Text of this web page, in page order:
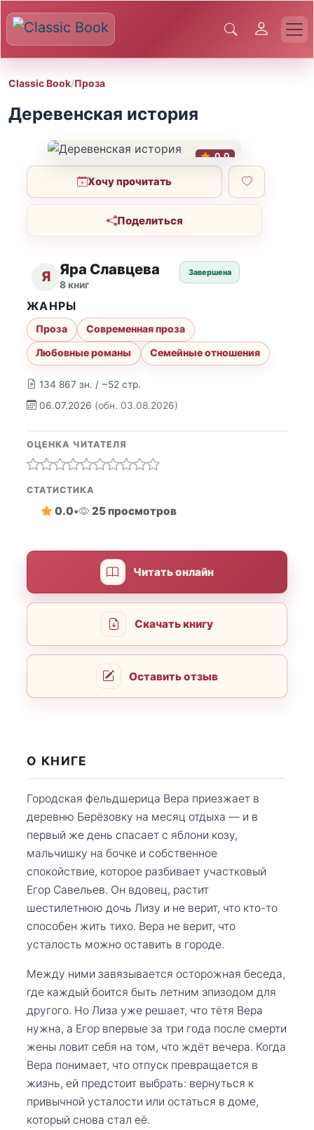
Classic Book/Проза
Деревенская история
0.0
Хочу прочитать
Поделиться
Я Яра Славцева
8 книг
Завершена
134 867 зн. / ~52 стр.
06.07.2026 (обн. 03.08.2026)
ЖАНРЫ
Проза
Современная проза
Любовные романы
Семейные отношения
ОЦЕНКА ЧИТАТЕЛЯ
СТАТИСТИКА
0.0• 25 просмотров
Читать онлайн
Скачать книгу
Оставить отзыв
О КНИГЕ
Городская фельдшерица Вера приезжает в
деревню Берёзовку на месяц отдыха — и в
первый же день спасает с яблони козу,
мальчишку на бочке и собственное
спокойствие, которое разбивает участковый
Егор Савельев. Он вдовец, растит
шестилетнюю дочь Лизу и не верит, что кто-то
способен жить тихо. Вера не верит, что
усталость можно оставить в городе.
Между ними завязывается осторожная беседа,
где каждый боится быть летним эпизодом для
другого. Но Лиза уже решает, что тётя Вера
нужна, а Егор впервые за три года после смерти
жены ловит себя на том, что ждёт вечера. Когда
Вера понимает, что отпуск превращается в
жизнь, ей предстоит выбрать: вернуться к
привычной усталости или остаться в доме,
который снова стал её.